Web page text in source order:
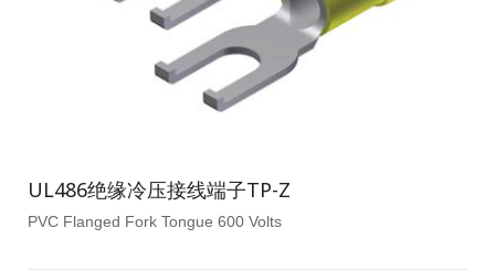
UL486绝缘冷压接线端子TP-Z
PVC Flanged Fork Tongue 600 Volts